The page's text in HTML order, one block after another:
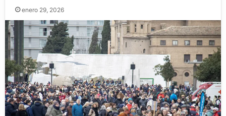
enero 29, 2026